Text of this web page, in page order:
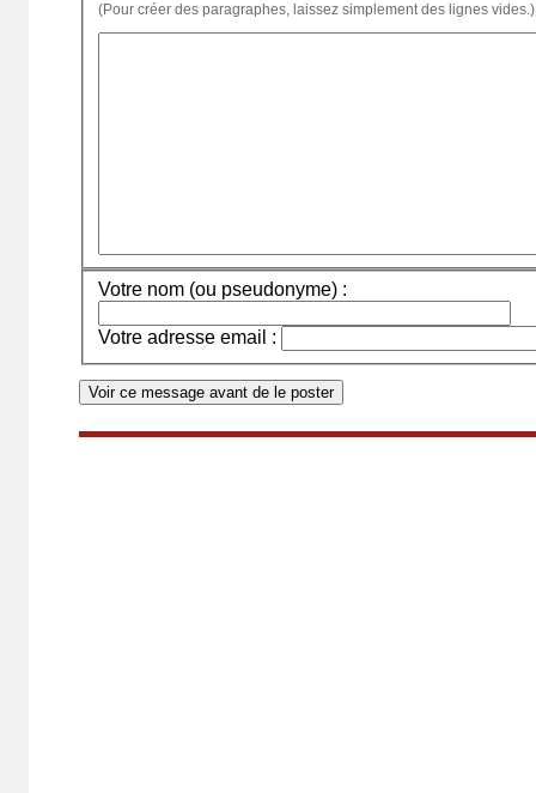
(Pour créer des paragraphes, laissez simplement des lignes vides.)
Votre nom (ou pseudonyme) :
Votre adresse email :